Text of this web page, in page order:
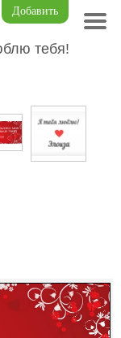
Добавить
тебя!